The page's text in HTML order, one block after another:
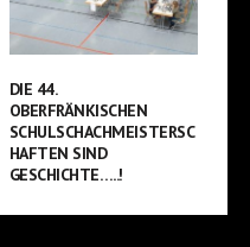
DIE 44.
OBERFRÄNKISCHEN
SCHULSCHACHMEISTERSC
HAFTEN SIND
GESCHICHTE…..!